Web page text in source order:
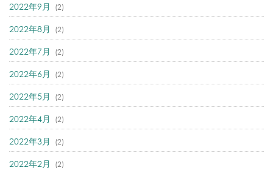
2022年9月 (2)
2022年8月 (2)
2022年7月 (2)
2022年6月 (2)
2022年5月 (2)
2022年4月 (2)
2022年3月 (2)
2022年2月 (2)